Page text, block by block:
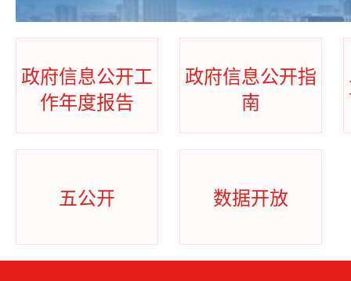
政府信息公开工
作年度报告
政府信息公开指
南
五公开 数据开放